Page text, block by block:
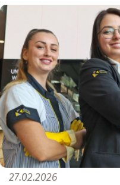
27.02.2026